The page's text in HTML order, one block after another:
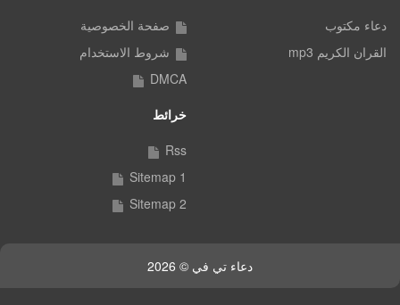
دعاء مكتوب
القران الكريم mp3
صفحة الخصوصية
شروط الاستخدام
DMCA
خرائط
Rss
Sitemap 1
Sitemap 2
دعاء تي في © 2026